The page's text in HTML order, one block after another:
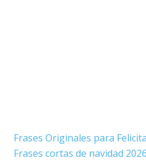
Frases Originales para
Frases cortas de navidad